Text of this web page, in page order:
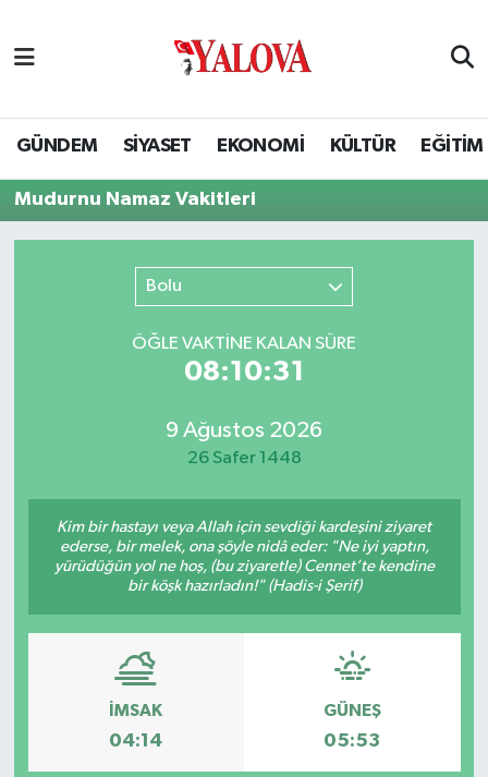
GÜNDEM SİYASET EKONOMİ KÜLTÜR EĞİTİM
Mudurnu Namaz Vakitleri
Bolu
ÖĞLE VAKTİNE KALAN SÜRE
08:10:31
9 Ağustos 2026
26 Safer 1448
Kim bir hastayı veya Allah için sevdiği kardeşini ziyaret
ederse, bir melek, ona şöyle nidâ eder: "Ne iyi yaptın,
yürüdüğün yol ne hoş, (bu ziyaretle) Cennet’te kendine
bir köşk hazırladın!" (Hadis-i Şerif)
İMSAK
04:14
GÜNEŞ
05:53
SİYASET
EKONOMİ
BİLİM VE TEKNOLOJİ
SPOR
ULUSAL
İLÇELERİMİZ
Yalova Nöbetçi Eczaneler
Yalova Hava Durumu
Yalova Namaz Vakitleri
Puan Durumu ve Fikstür
Tüm Manşetler